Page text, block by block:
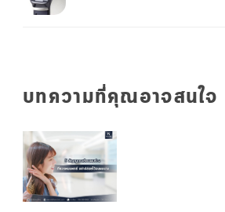
บทความที่คุณอาจสนใจ